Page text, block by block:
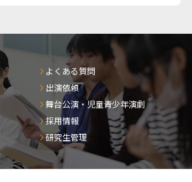
よくある質問
出演依頼
舞台公演・児童青少年演劇
採用情報
研究生管理